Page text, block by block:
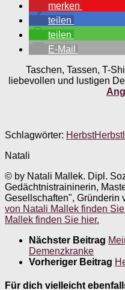
merken
teilen
teilen
E-Mail
Taschen, Tassen, T-
liebevollen und lustigen
Schlagwörter: Herbst
Natali
© by Natali Mallek. Dipl.
Gedächtnistraininerin,
Gesellschaften", Gründerin
von Natali Mallek finden Sie
Mallek finden Sie hier.
Nächster Beitrag
Demenzkranke
Vorheriger Beitrag
Für dich vielleicht